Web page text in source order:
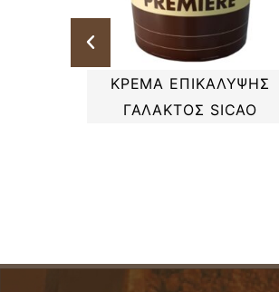
ΚΡΕΜΑ ΕΠΙΚΑΛΥΨΗΣ
ΓΑΛΑΚΤΟΣ SICAO